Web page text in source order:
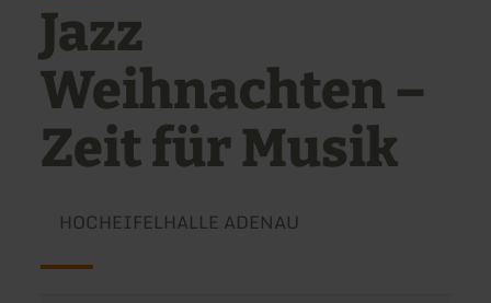
Jazz
Weihnachten –
Zeit für Musik
HOCHEIFELHALLE ADENAU